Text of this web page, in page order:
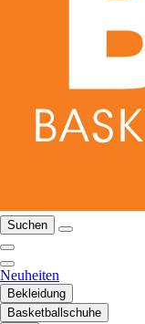
Suchen
Neuheiten
Bekleidung
Basketballschuhe